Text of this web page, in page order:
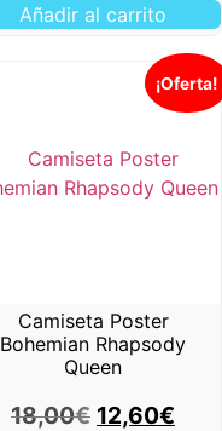
Añadir al carrito
¡Oferta!
Camiseta Poster
Bohemian Rhapsody
Queen
18,00€ 12,60€